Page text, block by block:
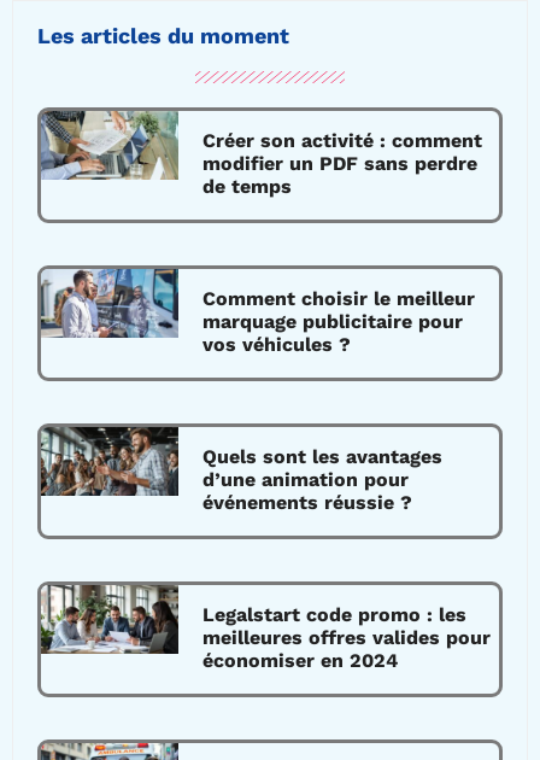
Les articles du moment
Créer son activité : comment
modifier un PDF sans perdre
de temps
Comment choisir le meilleur
marquage publicitaire pour
vos véhicules ?
Quels sont les avantages
d’une animation pour
événements réussie ?
Legalstart code promo : les
meilleures offres valides pour
économiser en 2024